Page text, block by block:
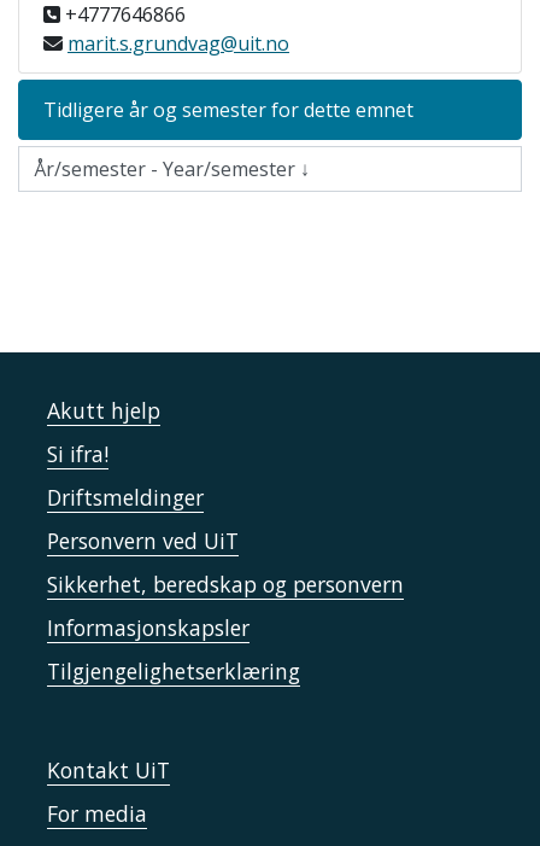
+4777646866
marit.s.grundvag@uit.no
Tidligere år og semester for dette emnet
Akutt hjelp
Si ifra!
Driftsmeldinger
Personvern ved UiT
Sikkerhet, beredskap og personvern
Informasjonskapsler
Tilgjengelighetserklæring
Kontakt UiT
For media